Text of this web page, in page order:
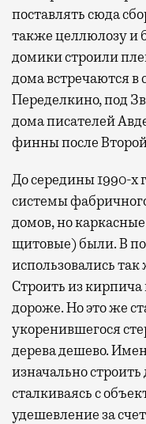
поставлять сюда
также целлюлозу и
домики строили
дома встречаются в
Переделкино, под
дома писателей
финны после
До середины 1990-х
системы
домов, но
щитовые) были. В
использовались
Строить из кирпича
дороже. Но это же
укоренившегося
дерева дешево.
изначально
сталкиваясь с
удешевление за